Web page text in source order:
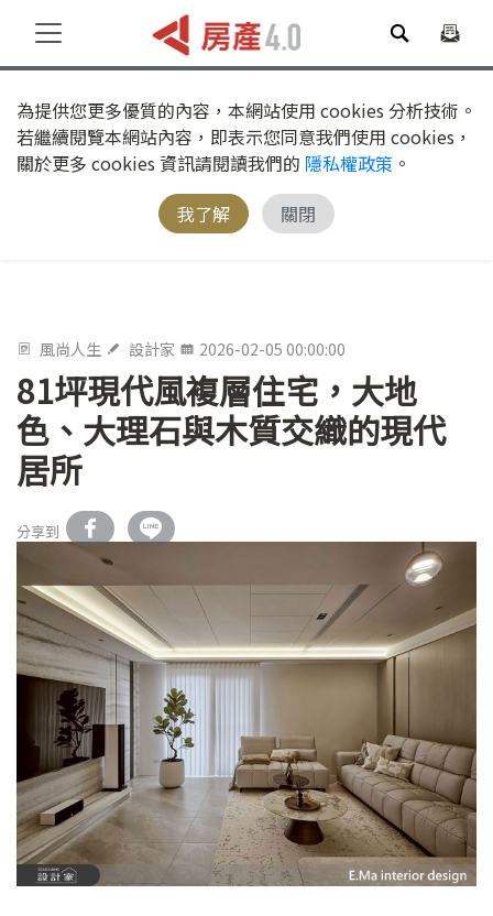
為提供您更多優質的內容，本網站使用 cookies 分析技術。
若繼續閱覽本網站內容，即表示您同意我們使用 cookies，
關於更多 cookies 資訊請閱讀我們的 隱私權政策 。
我了解
關閉
風尚人生 設計家 2026-02-05 00:00:00
81坪現代風複層住宅，大地
色、大理石與木質交織的現代
居所
分享到